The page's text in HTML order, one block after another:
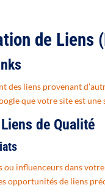
de Liens
des liens provenant
que votre site est
de Qualité
ou influenceurs dans
opportunités de liens